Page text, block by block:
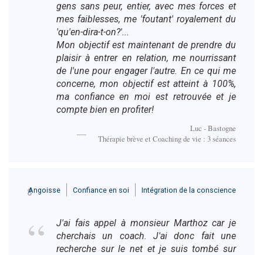
gens sans peur, entier, avec mes forces et
mes faiblesses, me 'foutant' royalement du
'qu'en-dira-t-on?'...
Mon objectif est maintenant de prendre du
plaisir à entrer en relation, me nourrissant
de l'une pour engager l'autre. En ce qui me
concerne, mon objectif est atteint à 100%,
ma confiance en moi est retrouvée et je
compte bien en profiter!
Luc - Bastogne
Thérapie brève et Coaching de vie : 3 séances
8
Angoisse Confiance en soi Intégration de la conscience
J'ai fais appel à monsieur Marthoz car je
cherchais un coach. J'ai donc fait une
recherche sur le net et je suis tombé sur